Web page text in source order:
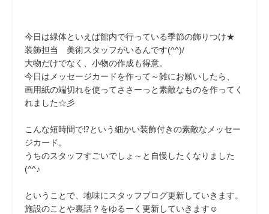
今日は緑体といえば館内で行っている季節の飾りつけ★
装飾担当 美術スタッフがいるんです(^^)/
大物だけでなく、小物の作成も得意。
今日はメッセージカードを作って～雑にお願いしたら、
画用紙の端切れを使ってささーっと素敵なものを作ってく
れました☆彡
こんな短時間で⁉という細かい装飾付きの素敵なメッセー
ジカード。
うちのスタッフすごいでしょ～と自慢したくなりました
(^^♪
ということで、地味にスタッフブログ更新していきます。
施設のことや裏話？をゆるーく更新していきます☺